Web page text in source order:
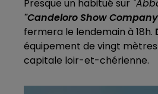
Presque un habitué sur
"Candeloro Show
fermera le lendemain à 18h.
équipement de vingt
capitale loir-et-chérienne.